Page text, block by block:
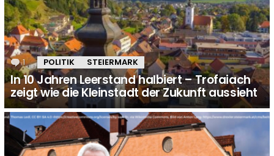
1 Kommentar
POLITIK STEIERMARK
In 10 Jahren Leerstand halbiert – Trofaiach
zeigt wie die Kleinstadt der Zukunft aussieht